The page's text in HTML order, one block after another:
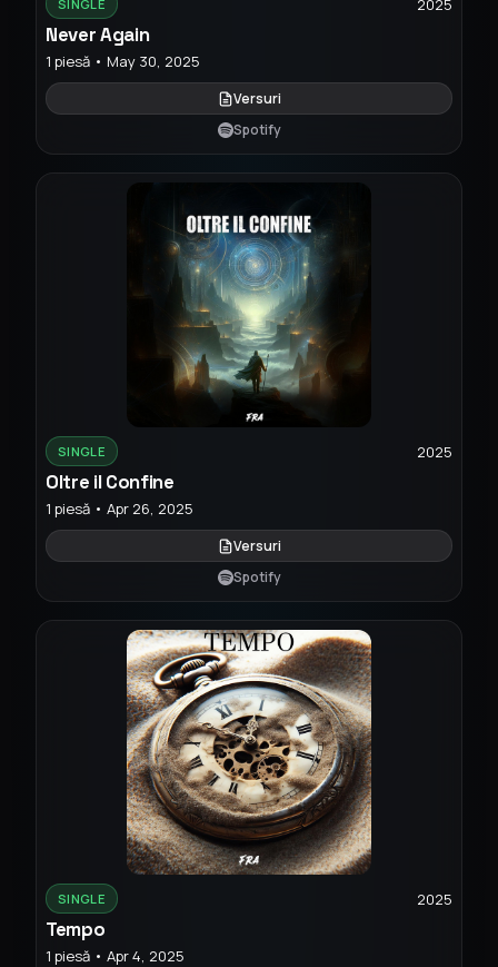
SINGLE
Never Again
1 piesă • May 30, 2025
Versuri
Spotify
SINGLE 2025
Oltre il Confine
1 piesă • Apr 26, 2025
Versuri
Spotify
SINGLE 2025
Tempo
1 piesă • Apr 4, 2025